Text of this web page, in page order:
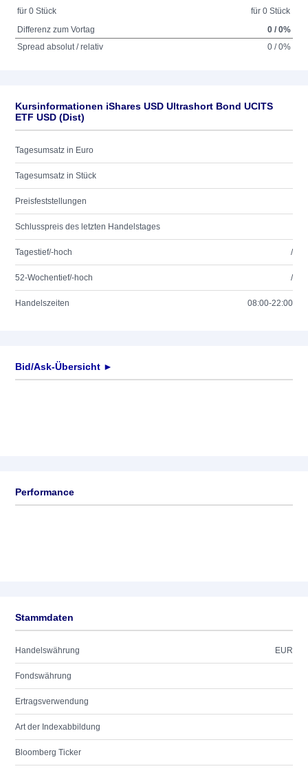
für 0 Stück
für 0 Stück
Differenz zum Vortag
0 / 0%
Spread absolut / relativ
0 / 0%
Kursinformationen iShares USD Ultrashort Bond UCITS
ETF USD (Dist)
Tagesumsatz in Euro
Tagesumsatz in Stück
Preisfeststellungen
Schlusspreis des letzten Handelstages
Tagestief/-hoch /
52-Wochentief/-hoch /
Handelszeiten 08:00-22:00
Bid/Ask-Übersicht ►
Performance
Stammdaten
Handelswährung EUR
Fondswährung
Ertragsverwendung
Art der Indexabbildung
Bloomberg Ticker